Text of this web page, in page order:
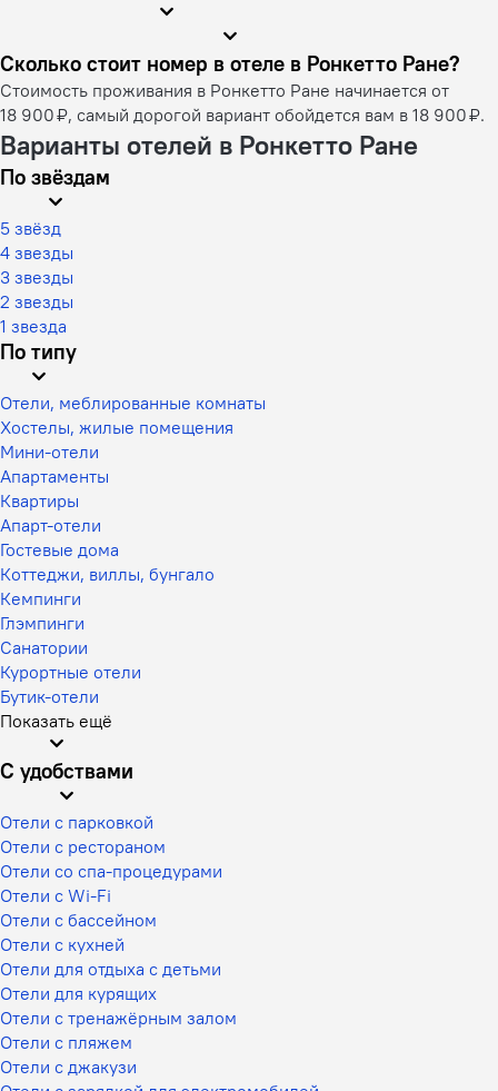
Сколько стоит номер в отеле в Ронкетто Ране?
Стоимость проживания в Ронкетто Ране начинается от
18 900 ₽, самый дорогой вариант обойдется вам в 18 900 ₽.
Варианты отелей в Ронкетто Ране
По звёздам
5 звёзд
4 звезды
3 звезды
2 звезды
1 звезда
По типу
Отели, меблированные комнаты
Хостелы, жилые помещения
Мини-отели
Апартаменты
Квартиры
Апарт-отели
Гостевые дома
Коттеджи, виллы, бунгало
Кемпинги
Глэмпинги
Санатории
Курортные отели
Бутик-отели
Показать ещё
С удобствами
Отели с парковкой
Отели с рестораном
Отели со спа-процедурами
Отели с Wi-Fi
Отели с бассейном
Отели с кухней
Отели для отдыха с детьми
Отели для курящих
Отели с тренажёрным залом
Отели с пляжем
Отели с джакузи